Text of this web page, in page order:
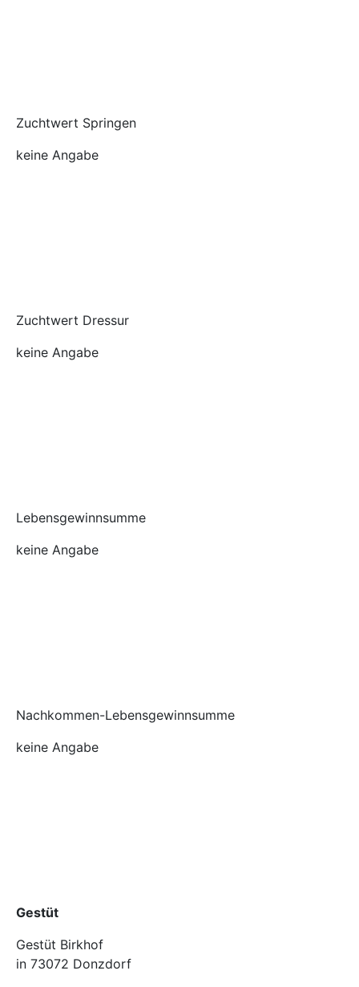
Zuchtwert Springen
keine Angabe
Zuchtwert Dressur
keine Angabe
Lebensgewinnsumme
keine Angabe
Nachkommen-Lebensgewinnsumme
keine Angabe
Gestüt
Gestüt Birkhof
in 73072 Donzdorf